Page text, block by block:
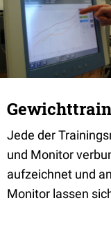
Jede der
und Monitor
aufzeichnet und
Monitor lassen